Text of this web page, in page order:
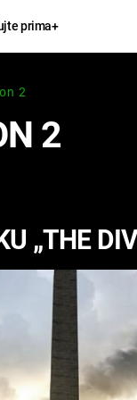
prima+
Zábava
CHUCK
NORRIS
2
2
„THE